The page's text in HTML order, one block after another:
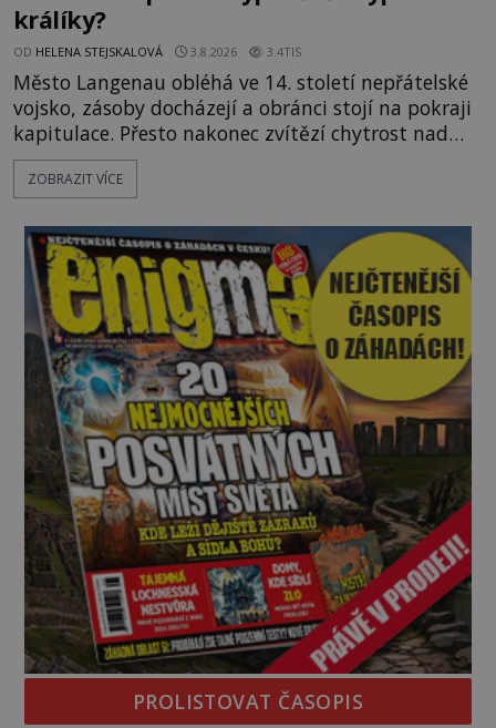
králíky?
OD HELENA STEJSKALOVÁ 3.8.2026 3.4TIS
Město Langenau obléhá ve 14. století nepřátelské
vojsko, zásoby docházejí a obránci stojí na pokraji
kapitulace. Přesto nakonec zvítězí chytrost nad
hrubou silou. Podle staré německé legendy vypustí
obyvatelé za hradby dobře živeného králíka, aby
dost. Čas pracuje pro obléhatele. Ve městě ubývají
zásoby a každý den znamená další porci strádá
ZOBRAZIT VÍCE
PROLISTOVAT ČASOPIS